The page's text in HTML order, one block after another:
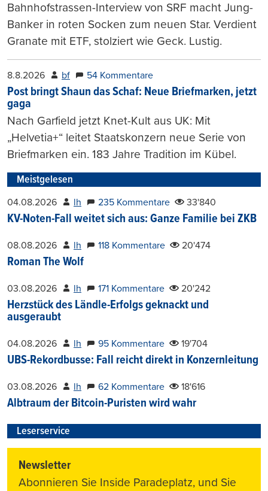
Bahnhofstrassen-Interview von SRF macht Jung-
Banker in roten Socken zum neuen Star. Verdient
Granate mit ETF, stolziert wie Geck. Lustig.
8.8.2026 bf 54 Kommentare
Post bringt Shaun das Schaf: Neue Briefmarken, jetzt
gaga
Nach Garfield jetzt Knet-Kult aus UK: Mit
„Helvetia+“ leitet Staatskonzern neue Serie von
Briefmarken ein. 183 Jahre Tradition im Kübel.
Meistgelesen
04.08.2026 lh 235 Kommentare 33'840
KV-Noten-Fall weitet sich aus: Ganze Familie bei ZKB
08.08.2026 lh 118 Kommentare 20'474
Roman The Wolf
03.08.2026 lh 171 Kommentare 20'242
Herzstück des Ländle-Erfolgs geknackt und
ausgeraubt
04.08.2026 lh 95 Kommentare 19'704
UBS-Rekordbusse: Fall reicht direkt in Konzernleitung
03.08.2026 lh 62 Kommentare 18'616
Albtraum der Bitcoin-Puristen wird wahr
Leserservice
Newsletter
Abonnieren Sie Inside Paradeplatz, und Sie